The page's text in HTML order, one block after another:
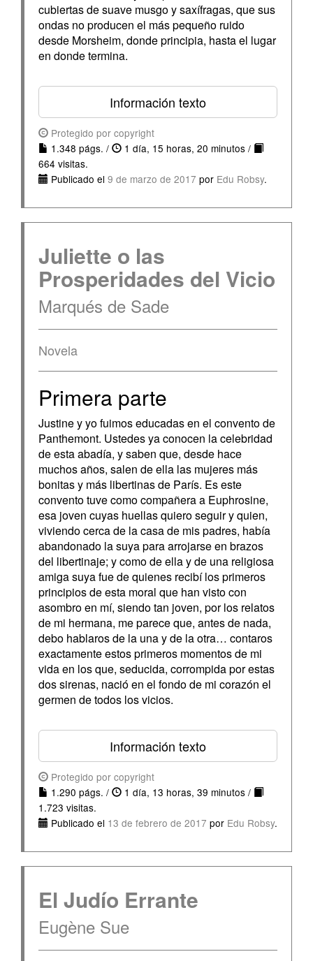
cubiertas de suave musgo y saxífragas, que sus
ondas no producen el más pequeño ruido
desde Morsheim, donde principia, hasta el lugar
en donde termina.
Información texto
Protegido por copyright
1.348 págs. /
1 día, 15 horas, 20 minutos /
664 visitas.
Publicado el 9 de marzo de 2017 por Edu Robsy.
Juliette o las
Prosperidades del Vicio
Marqués de Sade
Novela
Primera parte
Justine y yo fuimos educadas en el convento de
Panthemont. Ustedes ya conocen la celebridad
de esta abadía, y saben que, desde hace
muchos años, salen de ella las mujeres más
bonitas y más libertinas de París. Es este
convento tuve como compañera a Euphrosine,
esa joven cuyas huellas quiero seguir y quien,
viviendo cerca de la casa de mis padres, había
abandonado la suya para arrojarse en brazos
del libertinaje; y como de ella y de una religiosa
amiga suya fue de quienes recibí los primeros
principios de esta moral que han visto con
asombro en mí, siendo tan joven, por los relatos
de mi hermana, me parece que, antes de nada,
debo hablaros de la una y de la otra… contaros
exactamente estos primeros momentos de mi
vida en los que, seducida, corrompida por estas
dos sirenas, nació en el fondo de mi corazón el
germen de todos los vicios.
Información texto
Protegido por copyright
1.290 págs. /
1 día, 13 horas, 39 minutos /
1.723 visitas.
Publicado el 13 de febrero de 2017 por Edu Robsy.
El Judío Errante
Eugène Sue